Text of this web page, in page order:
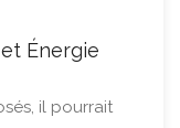
Énergie
il pourrait